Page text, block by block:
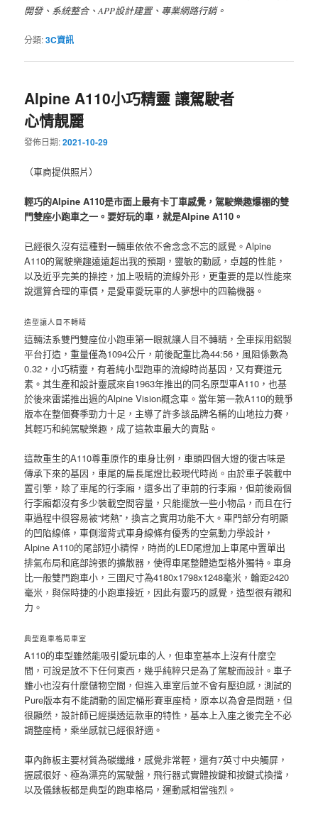
開發、系統整合、APP設計建置、專業網路行銷。
分類:3C資訊
Alpine A110小巧精靈 讓駕駛者
心情靚麗
發佈日期:2021-10-29
（車商提供照片）
輕巧的Alpine A110是市面上最有卡丁車感覺，駕駛樂趣爆棚的雙
門雙座小跑車之一。要好玩的車，就是Alpine A110。
已經很久沒有這種對一輛車依依不舍念念不忘的感覺。Alpine
A110的駕駛樂趣遠遠超出我的預期，靈敏的動感，卓越的性能，
以及近乎完美的操控，加上吸睛的流線外形，更重要的是以性能來
說還算合理的車價，是愛車愛玩車的人夢想中的四輪機器。
造型讓人目不轉睛
這輛法系雙門雙座位小跑車第一眼就讓人目不轉睛，全車採用鋁製
平台打造，重量僅為1094公斤，前後配重比為44:56，風阻係數為
0.32，小巧精靈，有着純小型跑車的流線時尚基因，又有賽道元
素。其生產和設計靈感來自1963年推出的同名原型車A110，也基
於後來雷諾推出過的Alpine Vision概念車。當年第一款A110的競爭
版本在整個賽季勁力十足，主導了許多該品牌名稱的山地拉力賽，
其輕巧和純駕駛樂趣，成了這款車最大的賣點。
這款重生的A110尊重原作的車身比例，車頭四個大燈的復古味是
傳承下來的基因，車尾的扁長尾燈比較現代時尚。由於車子裝載中
置引擎，除了車尾的行李廂，還多出了車前的行李廂，但前後兩個
行李廂都沒有多少裝載空間容量，只能擺放一些小物品，而且在行
車過程中很容易被“烤熱”，換言之實用功能不大。車門部分有明顯
的凹陷線條，車側溜背式車身線條有優秀的空氣動力學設計，
Alpine A110的尾部短小精悍，時尚的LED尾燈加上車尾中置單出
排氣布局和底部誇張的擴散器，使得車尾整體造型格外獨特。車身
比一般雙門跑車小，三圍尺寸為4180x1798x1248毫米，輪距2420
毫米，與保時捷的小跑車接近，因此有靈巧的感覺，造型很有親和
力。
典型跑車格局車室
A110的車型雖然能吸引愛玩車的人，但車室基本上沒有什麼空
間，可說是放不下任何東西，幾乎純粹只是為了駕駛而設計。車子
雖小也沒有什麼儲物空間，但進入車室后並不會有壓迫感，測試的
Pure版本有不能調動的固定桶形賽車座椅，原本以為會是問題，但
很顯然，設計師已經摸透這款車的特性，基本上入座之後完全不必
調整座椅，乘坐感就已經很舒適。
車內飾板主要材質為碳纖維，感覺非常輕，還有7英寸中央觸屏，
握感很好、極為漂亮的駕駛盤，飛行器式實體按鍵和按鍵式換擋，
以及儀錶板都是典型的跑車格局，運動感相當強烈。